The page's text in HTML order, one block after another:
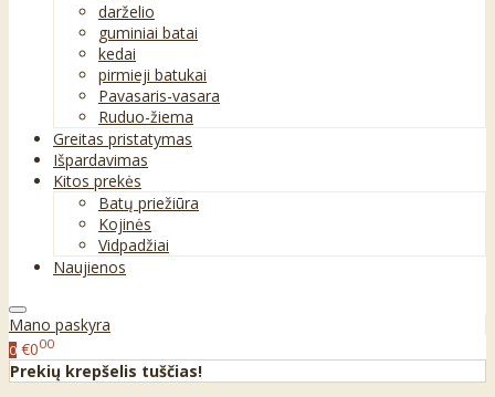
darželio
guminiai batai
kedai
pirmieji batukai
Pavasaris-vasara
Ruduo-žiema
Greitas pristatymas
Išpardavimas
Kitos prekės
Batų priežiūra
Kojinės
Vidpadžiai
Naujienos
Mano paskyra
0 €000
Prekių krepšelis tuščias!